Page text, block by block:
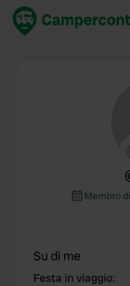
Membro
Su di me
Festa in viaggio: